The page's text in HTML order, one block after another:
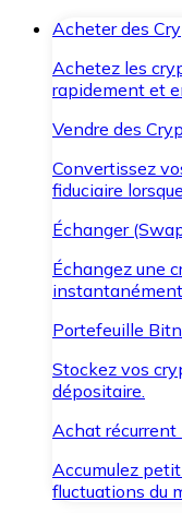
Acheter des
Achetez les
rapidement et
Vendre des
Convertissez
fiduciaire
Échanger
Échangez une
Portefeuille
Stockez vos
dépositaire.
Achat récurrent
Accumulez
fluctuations du